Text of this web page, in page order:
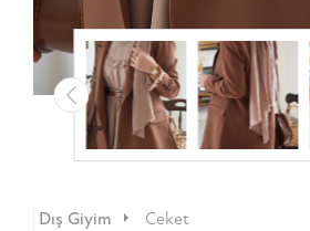
Dış Giyim Ceket